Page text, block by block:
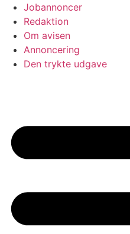
Jobannoncer
Redaktion
Om avisen
Annoncering
Den trykte udgave